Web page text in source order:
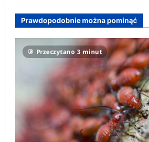
Prawdopodobnie można pominąć
Przeczytano 3 minut